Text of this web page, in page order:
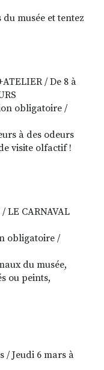
musée et tentez
/ De 8 à
obligatoire /
à des odeurs
visite olfactif !
LE CARNAVAL
obligatoire /
du musée,
ou peints,
/ Jeudi 6 mars à